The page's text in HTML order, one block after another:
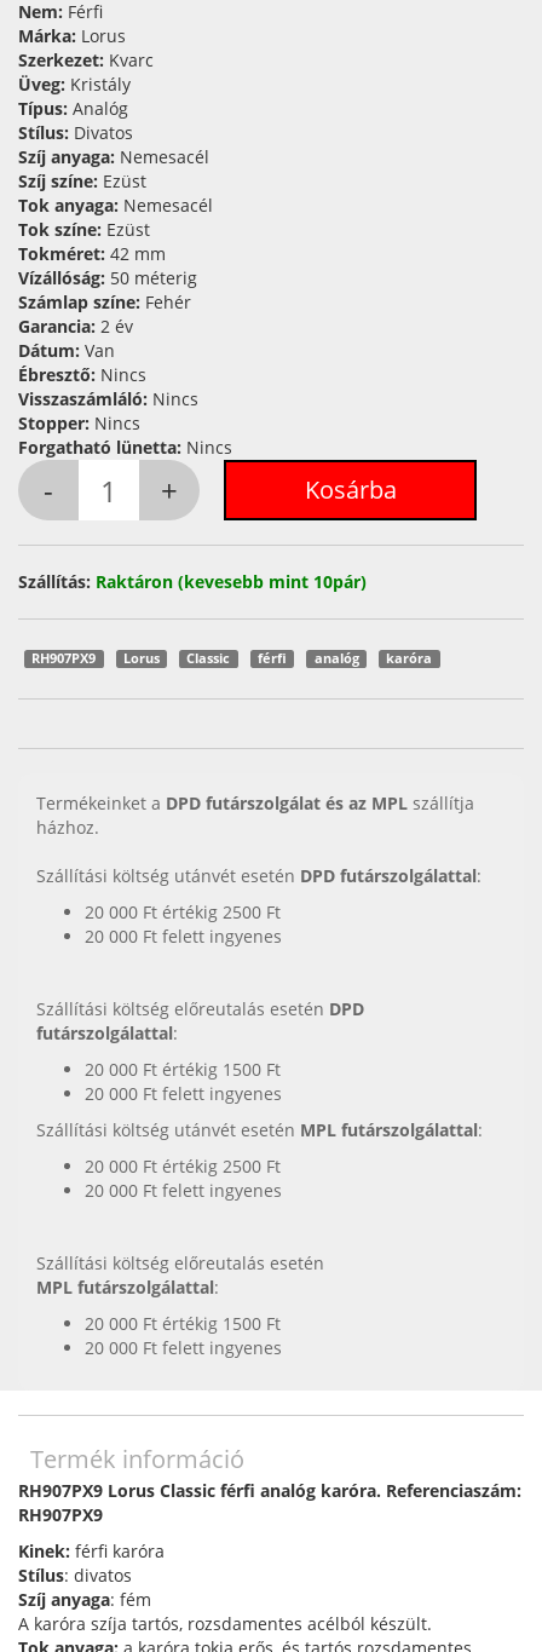
Nem: Férfi
Márka: Lorus
Szerkezet: Kvarc
Üveg: Kristály
Típus: Analóg
Stílus: Divatos
Szíj anyaga: Nemesacél
Szíj színe: Ezüst
Tok anyaga: Nemesacél
Tok színe: Ezüst
Tokméret: 42 mm
Vízállóság: 50 méterig
Számlap színe: Fehér
Garancia: 2 év
Dátum: Van
Ébresztő: Nincs
Visszaszámláló: Nincs
Stopper: Nincs
Forgatható lünetta: Nincs
Szállítás: Raktáron (kevesebb mint 10pár)
RH907PX9 Lorus Classic férfi analóg karóra
Termékeinket a DPD futárszolgálat és az MPL szállítja
házhoz.
Szállítási költség utánvét esetén DPD futárszolgálattal:
20 000 Ft értékig 2500 Ft
20 000 Ft felett ingyenes
Szállítási költség előreutalás esetén DPD
futárszolgálattal:
20 000 Ft értékig 1500 Ft
20 000 Ft felett ingyenes
Szállítási költség utánvét esetén MPL futárszolgálattal:
20 000 Ft értékig 2500 Ft
20 000 Ft felett ingyenes
Szállítási költség előreutalás esetén
MPL futárszolgálattal:
20 000 Ft értékig 1500 Ft
20 000 Ft felett ingyenes
Termék információ
RH907PX9 Lorus Classic férfi analóg karóra. Referenciaszám:
RH907PX9
Kinek: férfi karóra
Stílus: divatos
Szíj anyaga: fém
A karóra szíja tartós, rozsdamentes acélból készült.